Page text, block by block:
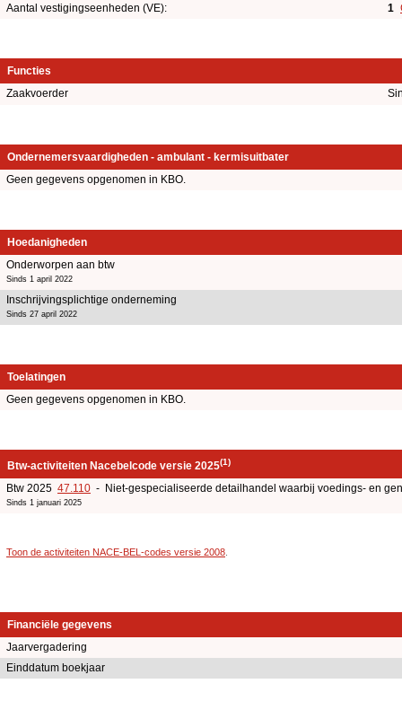
Aantal vestigingseenheden (VE): 1
Functies
Zaakvoerder
Ondernemersvaardigheden - ambulant - kermisuitbater
Geen gegevens opgenomen in KBO.
Hoedanigheden
Onderworpen aan btw
Sinds 1 april 2022
Inschrijvingsplichtige onderneming
Sinds 27 april 2022
Toelatingen
Geen gegevens opgenomen in KBO.
Btw-activiteiten Nacebelcode versie 2025(1)
Btw 2025 47.110 - Niet-gespecialiseerde detailhandel waarbij voedings- en
Sinds 1 januari 2025
Toon de activiteiten NACE-BEL-codes versie 2008
Financiële gegevens
Jaarvergadering
Einddatum boekjaar